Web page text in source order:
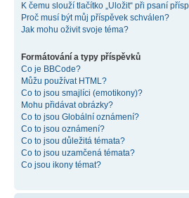
K čemu slouží tlačítko „Uložit“ při psaní
Proč musí být můj příspěvek schválen?
Jak mohu oživit svoje téma?
Formátování a typy příspěvků
Co je BBCode?
Můžu používat HTML?
Co to jsou smajlíci (emotikony)?
Mohu přidávat obrázky?
Co to jsou Globální oznámení?
Co to jsou oznámení?
Co to jsou důležitá témata?
Co to jsou uzamčená témata?
Co jsou ikony témat?